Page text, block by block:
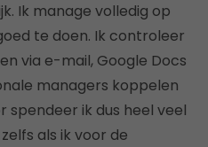
Ik manage volledig op
te doen. Ik controleer
via e-mail, Google Docs
managers koppelen
spendeer ik dus heel veel
als ik voor de